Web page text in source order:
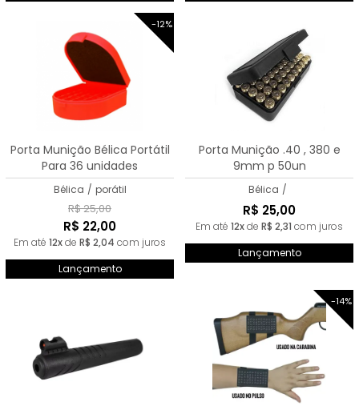
-12%
Porta Munição Bélica Portátil
Para 36 unidades
Bélica / porátil
R$ 25,00
R$ 22,00
Em até 12xde R$ 2,04 com juros
Lançamento
Porta Munição .40 , 380 e
9mm p 50un
Bélica /
R$ 25,00
Em até 12xde R$ 2,31 com juros
Lançamento
-14%